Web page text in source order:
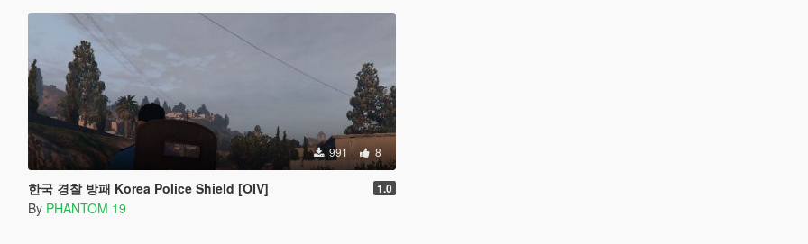
991 8
한국 경찰 방패 Korea Police Shield [OIV] 1.0
By PHANTOM 19